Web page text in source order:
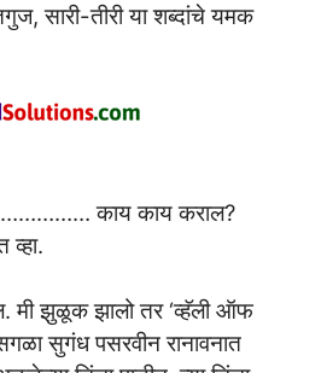
सारी-तीरी या शब्दांचे यमक
…………… काय काय कराल?
व्हा.
झुळूक झालो तर ‘व्हॅली ऑफ
सुगंध पसरवीन रानावनात